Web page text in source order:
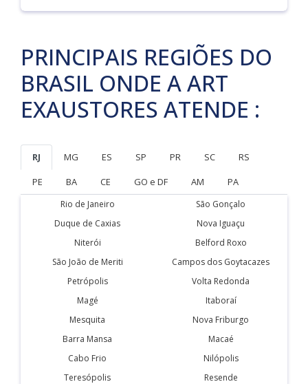
PRINCIPAIS REGIÕES DO
BRASIL ONDE A ART
EXAUSTORES ATENDE :
RJ MG ES SP PR SC
RS
PE
BA CE GO e DF AM PA
Rio de Janeiro
São Gonçalo
Duque de Caxias
Nova Iguaçu
Niterói
Belford Roxo
São João de Meriti
Campos dos Goytacazes
Petrópolis
Volta Redonda
Magé
Itaboraí
Mesquita
Nova Friburgo
Barra Mansa
Macaé
Cabo Frio
Nilópolis
Teresópolis
Resende